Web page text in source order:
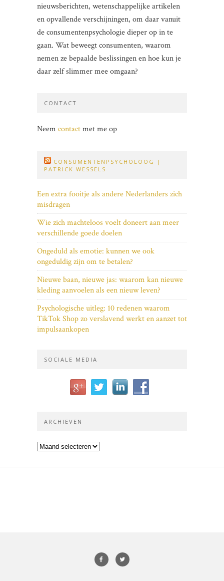
nieuwsberichten, wetenschappelijke artikelen
en opvallende verschijningen, om daar vanuit
de consumentenpsychologie dieper op in te
gaan. Wat beweegt consumenten, waarom
nemen ze bepaalde beslissingen en hoe kun je
daar zelf slimmer mee omgaan?
CONTACT
Neem contactmet me op
CONSUMENTENPSYCHOLOOG |
PATRICK WESSELS
Een extra fooitje als andere Nederlanders zich
misdragen
Wie zich machteloos voelt doneert aan meer
verschillende goede doelen
Ongeduld als emotie: kunnen we ook
ongeduldig zijn om te betalen?
Nieuwe baan, nieuwe jas: waarom kan nieuwe
kleding aanvoelen als een nieuw leven?
Psychologische uitleg: 10 redenen waarom
TikTok Shop zo verslavend werkt en aanzet tot
impulsaankopen
SOCIALE MEDIA
ARCHIEVEN
Archieven